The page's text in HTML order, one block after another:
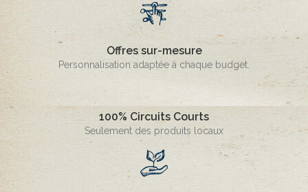
Offres sur-mesure
Personnalisation adaptée à chaque budget.
100% Circuits Courts
Seulement des produits locaux